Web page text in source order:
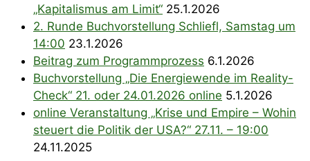
„Kapitalismus am Limit“ 25.1.2026
2. Runde Buchvorstellung Schliefl, Samstag um
14:00 23.1.2026
Beitrag zum Programmprozess 6.1.2026
Buchvorstellung „Die Energiewende im Reality-
Check“ 21. oder 24.01.2026 online 5.1.2026
online Veranstaltung „Krise und Empire – Wohin
steuert die Politik der USA?“ 27.11. – 19:00
24.11.2025